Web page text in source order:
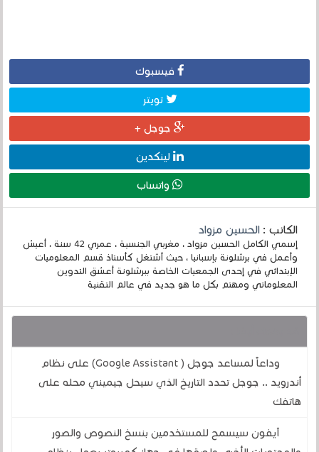
فيسبوك
تويتر
جوجل +
لينكدين
واتساب
الكاتب :الحسين مزواد
إسمي الكامل الحسين مزواد ، مغربي الجنسية ، عمري 42 سنة ، أعيش
وأعمل في برشلونة بإسبانيا ، حيث أشتغل كأستاذ قسم المعلوميات
الإبتدائي في إحدى الجمعيات الخاصة ببرشلونة أعشق التدوين
المعلوماتي ومهتم بكل ما هو جديد في عالم التقنية
وداعاً لمساعد جوجل ( Google Assistant) على نظام
أندرويد .. جوجل تحدد التاريخ الذي سيحل جيميني محله على
هاتفك
آيفون سيسمح للمستخدمين بنسخ النصوص والصور